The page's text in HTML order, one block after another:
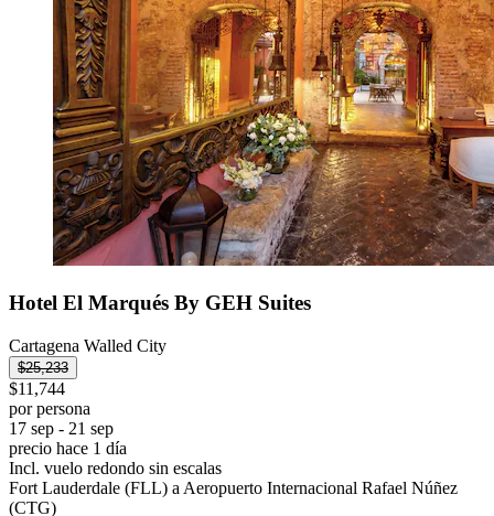
Hotel El Marqués By GEH Suites
Cartagena Walled City
$25,233
$11,744
por persona
17 sep - 21 sep
precio hace 1 día
Incl. vuelo redondo sin escalas
Fort Lauderdale (FLL) a Aeropuerto Internacional Rafael Núñez
(CTG)